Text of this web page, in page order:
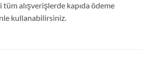
tüm alışverişlerde kapıda ödeme
kullanabilirsiniz.